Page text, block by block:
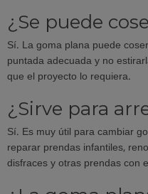
¿Se puede
Sí. La goma plana puede
puntada adecuada y no
que el proyecto lo requiera.
¿Sirve para
Sí. Es muy útil para cambiar
reparar prendas infantiles,
disfraces y otras prendas con